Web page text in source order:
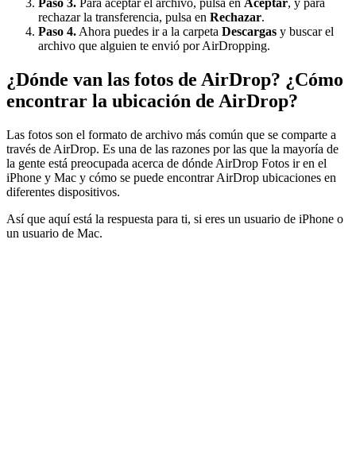
Paso 3. Para aceptar el archivo, pulsa en Aceptar, y para
rechazar la transferencia, pulsa en Rechazar.
Paso 4. Ahora puedes ir a la carpeta Descargas y buscar el
archivo que alguien te envió por AirDropping.
¿Dónde van las fotos de AirDrop? ¿Cómo
encontrar la ubicación de AirDrop?
Las fotos son el formato de archivo más común que se comparte a
través de AirDrop. Es una de las razones por las que la mayoría de
la gente está preocupada acerca de dónde AirDrop Fotos ir en el
iPhone y Mac y cómo se puede encontrar AirDrop ubicaciones en
diferentes dispositivos.
Así que aquí está la respuesta para ti, si eres un usuario de iPhone o
un usuario de Mac.